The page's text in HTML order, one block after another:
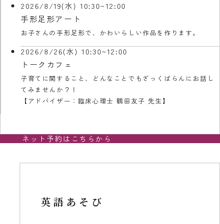
2026/8/19(水) 10:30~12:00
手形足形アート
お子さんの手形足形で、かわいらしい作品を作ります。
2026/8/26(水) 10:30~12:00
トークカフェ
子育てに関すること、どんなことでもざっくばらんにお話し
てみませんか？！
【アドバイザー：臨床心理士 鶴田友子 先生】
ネット予約はこちらから
英語あそび